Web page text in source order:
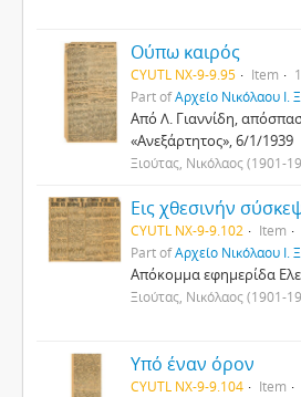
Ούπω καιρός
CYUTL NX-9-9.95 Item
Part ofΑρχείο Νικόλαου Ι.
Από Λ. Γιαννίδη,
«Ανεξάρτητος», 6/1/1939
Ξιούτας, Νικόλαος (1901-
CYUTL NX-9-9.102 Item
Part ofΑρχείο Νικόλαου Ι.
Απόκομμα εφημερίδα
Ξιούτας, Νικόλαος (1901-
Υπό έναν όρον
CYUTL NX-9-9.104 Item